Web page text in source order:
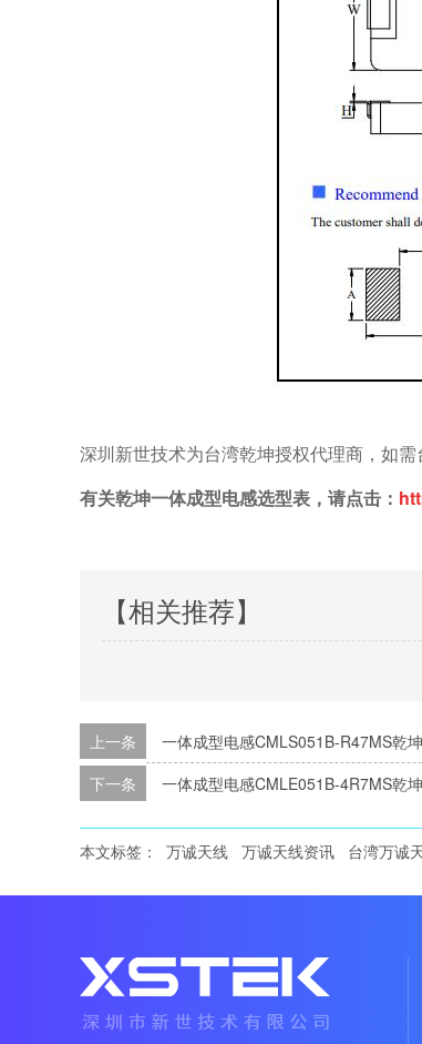
深圳新世技术为台湾乾坤授权代理商，如
有关乾坤一体成型电感选型表，请点击：
【相关推荐】
上一条
一体成型电感CMLS051B-R47MS
下一条 一体成型电感CMLE051B-4R7MS
本文标签： 万诚天线 万诚天线资讯 台湾万诚